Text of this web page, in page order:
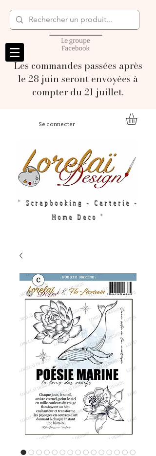
Les commandes passées après
le 28 juin seront envoyées à
compter du 21 juillet.
Se connecter
" Scrapbooking - Carterie -
Home Deco "